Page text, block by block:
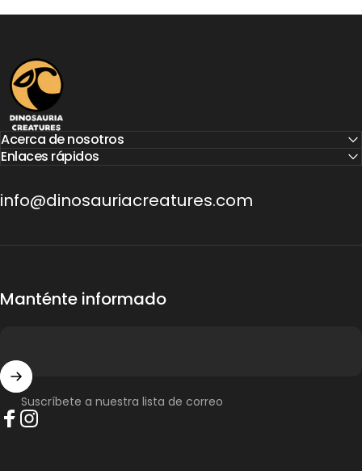
Dinosauria Creatures
Acerca de nosotros
Enlaces rápidos
info@dinosauriacreatures.com
Manténte informado
Suscríbete a nuestra lista de correo